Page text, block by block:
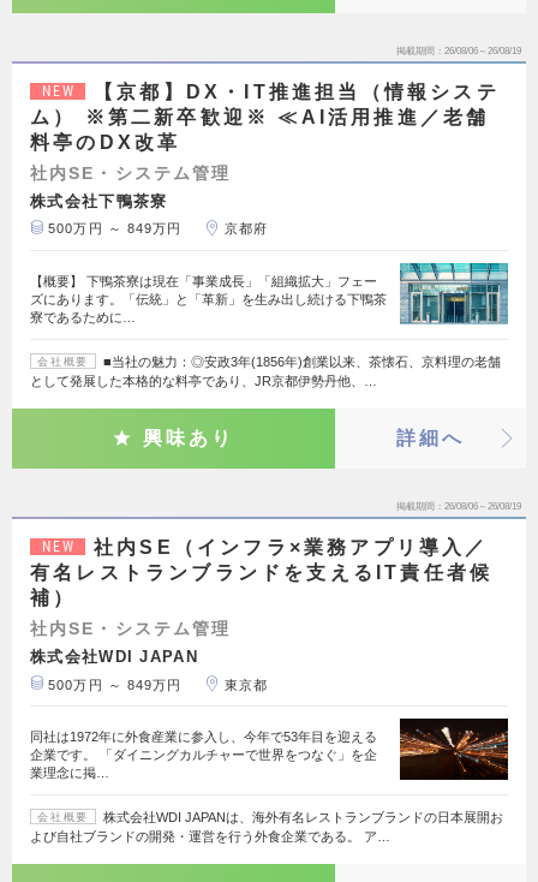
掲載期間 26/08/06～26/08/19
NEW
【京都】DX・IT推進担当（情報システ
ム） ※第二新卒歓迎※ ≪AI活用推進／老舗
料亭のDX改革
社内SE・システム管理
株式会社下鴨茶寮
500万円 ～ 849万円 京都府
【概要】 下鴨茶寮は現在「事業成長」「組織拡大」フェー
ズにあります。「伝統」と「革新」を生み出し続ける下鴨茶
寮であるために…
会社概要
■当社の魅力：◎安政3年(1856年)創業以来、茶懐石、京料理の老舗
として発展した本格的な料亭であり、JR京都伊勢丹他、…
興味あり 詳細へ
掲載期間 26/08/06～26/08/19
NEW
社内SE（インフラ×業務アプリ導入／
有名レストランブランドを支えるIT責任者候
補）
社内SE・システム管理
株式会社WDI JAPAN
500万円 ～ 849万円 東京都
同社は1972年に外食産業に参入し、今年で53年目を迎える
企業です。 「ダイニングカルチャーで世界をつなぐ」を企
業理念に掲…
会社概要
株式会社WDI JAPANは、海外有名レストランブランドの日本展開お
よび自社ブランドの開発・運営を行う外食企業である。 ア…